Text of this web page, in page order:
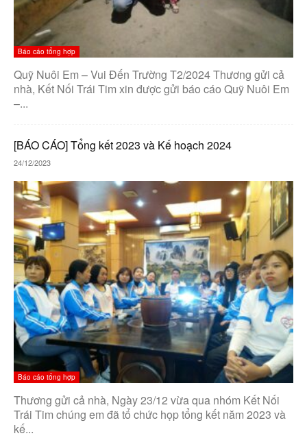
Báo cáo tổng hợp
Quỹ Nuôi Em – Vui Đến Trường T2/2024 Thương gửi cả
nhà, Kết Nối Trái Tim xin được gửi báo cáo Quỹ Nuôi Em
–...
[BÁO CÁO] Tổng kết 2023 và Kế hoạch 2024
24/12/2023
Báo cáo tổng hợp
Thương gửi cả nhà, Ngày 23/12 vừa qua nhóm Kết Nối
Trái Tim chúng em đã tổ chức họp tổng kết năm 2023 và
kế...